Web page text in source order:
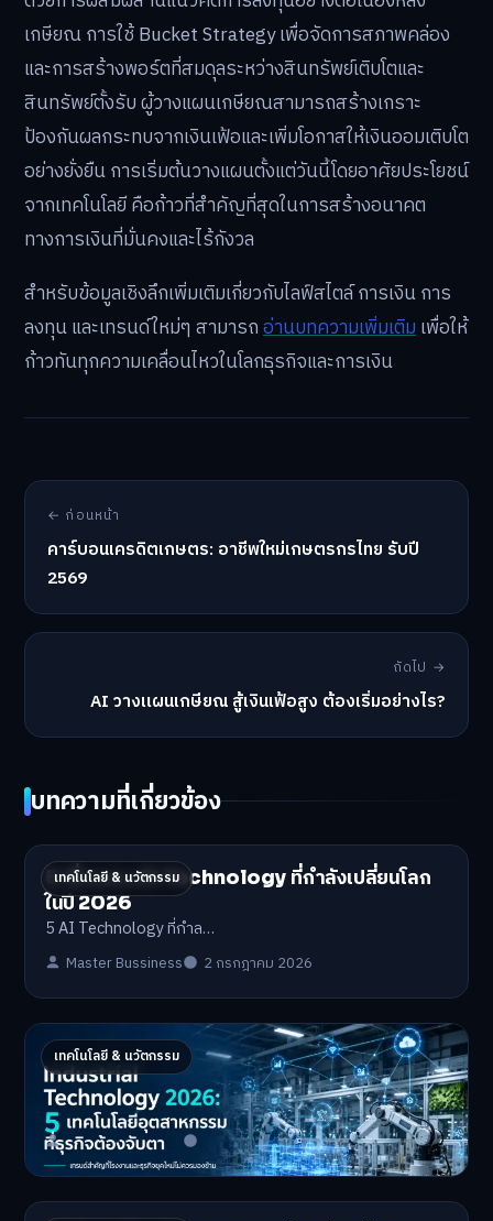
เกษียณ การใช้ Bucket Strategy เพื่อจัดการสภาพคล่อง
และการสร้างพอร์ตที่สมดุลระหว่างสินทรัพย์เติบโตและ
สินทรัพย์ตั้งรับ ผู้วางแผนเกษียณสามารถสร้างเกราะ
ป้องกันผลกระทบจากเงินเฟ้อและเพิ่มโอกาสให้เงินออมเติบโต
อย่างยั่งยืน การเริ่มต้นวางแผนตั้งแต่วันนี้โดยอาศัยประโยชน์
จากเทคโนโลยี คือก้าวที่สำคัญที่สุดในการสร้างอนาคต
ทางการเงินที่มั่นคงและไร้กังวล
สำหรับข้อมูลเชิงลึกเพิ่มเติมเกี่ยวกับไลฟ์สไตล์ การเงิน การ
ลงทุน และเทรนด์ใหม่ๆ สามารถอ่านบทความเพิ่มเติมเพื่อให้
ก้าวทันทุกความเคลื่อนไหวในโลกธุรกิจและการเงิน
← ก่อนหน้า
คาร์บอนเครดิตเกษตร: อาชีพใหม่เกษตรกรไทย รับปี
2569
ถัดไป →
AI วางแผนเกษียณ สู้เงินเฟ้อสูง ต้องเริ่มอย่างไร?
บทความที่เกี่ยวข้อง
เทคโนโลยี & นวัตกรรม
5 เรื่องของ AI Technology ที่กำลังเปลี่ยนโลก
ในปี 2026
5 AI Technology ที่กำล…
Master Bussiness 2 กรกฎาคม 2026
เทคโนโลยี & นวัตกรรม
Industrial 2026 : 5 เทคโนโลยีอุตสาหกรรมที่
ธุรกิจต้องจับตา
Industrial Technology …
Master Bussiness 1 กรกฎาคม 2026